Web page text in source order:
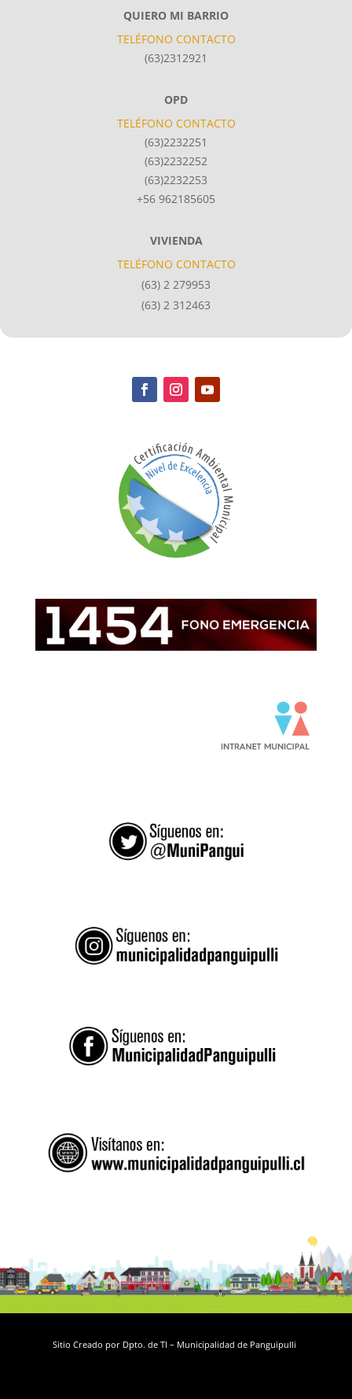
QUIERO MI BARRIO
TELÉFONO CONTACTO
(63)2312921
OPD
TELÉFONO CONTACTO
(63)2232251
(63)2232252
(63)2232253
+56 962185605
VIVIENDA
TELÉFONO CONTACTO
(63) 2 279953
(63) 2 312463
Sitio Creado por Dpto. de TI – Municipalidad de Panguipulli